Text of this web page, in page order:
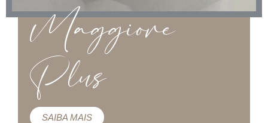
Maggiore
Plus
SAIBA MAIS